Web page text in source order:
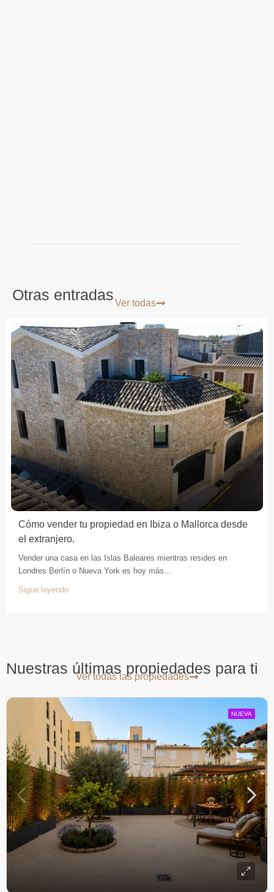
Otras entradasVer todas
Cómo vender tu propiedad en Ibiza o Mallorca desde
el extranjero.
Vender una casa en las Islas Baleares mientras resides en
Londres Berlín o Nueva York es hoy más...
Sigue leyendo
Nuestras últimas propiedades para ti
Ver todas las propiedades
NUEVA